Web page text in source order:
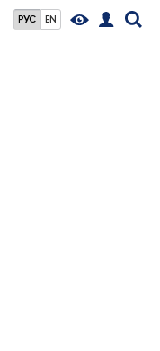
РУС EN